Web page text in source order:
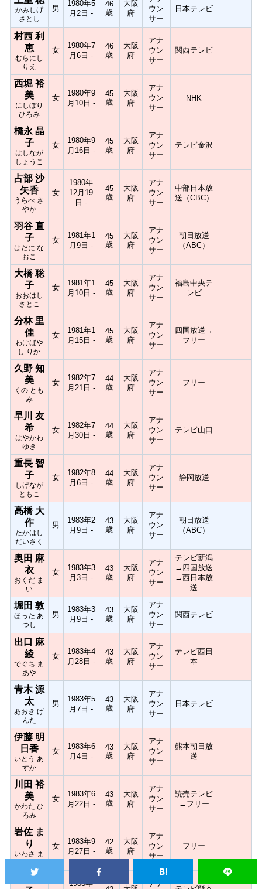
かみしげ
さとし
男
1980年5
月2日 -
46
歳
大阪
府
ウン
サー
日本テレビ
村西 利
恵
むらにし
りえ
女
1980年7
月6日 -
46
歳
大阪
府
アナ
ウン
サー
関西テレビ
西堀 裕
美
にしぼり
ひろみ
女
1980年9
月10日 -
45
歳
大阪
府
アナ
ウン
サー
NHK
橋永 晶
子
はしなが
しょうこ
女
1980年9
月16日 -
45
歳
大阪
府
アナ
ウン
サー
テレビ金沢
占部 沙
矢香
うらべ さ
やか
女
1980年
12月19
日 -
45
歳
大阪
府
アナ
ウン
サー
中部日本放
送（CBC）
羽谷 直
子
はだに な
おこ
女
1981年1
月9日 -
45
歳
大阪
府
アナ
ウン
サー
朝日放送
（ABC）
大橋 聡
子
おおはし
さとこ
女
1981年1
月10日 -
45
歳
大阪
府
アナ
ウン
サー
福島中央テ
レビ
分林 里
佳
わけばや
し りか
女
1981年1
月15日 -
45
歳
大阪
府
アナ
ウン
サー
四国放送→
フリー
久野 知
美
くの とも
み
女
1982年7
月21日 -
44
歳
大阪
府
アナ
ウン
サー
フリー
早川 友
希
はやかわ
ゆき
女
1982年7
月30日 -
44
歳
大阪
府
アナ
ウン
サー
テレビ山口
重長 智
子
しげなが
ともこ
女
1982年8
月6日 -
44
歳
大阪
府
アナ
ウン
サー
静岡放送
高橋 大
作
たかはし
だいさく
男
1983年2
月9日 -
43
歳
大阪
府
アナ
ウン
サー
朝日放送
（ABC）
奥田 麻
衣
おくだ ま
い
女
1983年3
月3日 -
43
歳
大阪
府
アナ
ウン
サー
テレビ新潟
→四国放送
→西日本放
送
堀田 敦
ほった あ
つし
男
1983年3
月9日 -
43
歳
大阪
府
アナ
ウン
サー
関西テレビ
出口 麻
綾
でぐち ま
あや
女
1983年4
月28日 -
43
歳
大阪
府
アナ
ウン
サー
テレビ西日
本
青木 源
太
あおき げ
んた
男
1983年5
月7日 -
43
歳
大阪
府
アナ
ウン
サー
日本テレビ
伊藤 明
日香
いとう あ
すか
女
1983年6
月4日 -
43
歳
大阪
府
アナ
ウン
サー
熊本朝日放
送
川田 裕
美
かわた ひ
ろみ
女
1983年6
月22日 -
43
歳
大阪
府
アナ
ウン
サー
読売テレビ
→フリー
岩佐 ま
り
いわさ ま
女
1983年9
月27日 -
42
歳
大阪
府
アナ
ウン
サー
フリー
1983年
アナ